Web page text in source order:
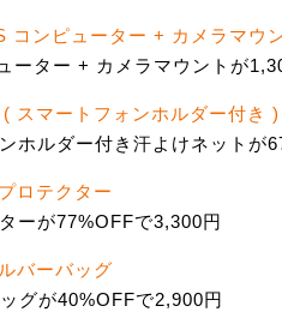
コンピューター + カメラマウ
ーター + カメラマウントが
スマートフォンホルダー付き )
ホルダー付き汗よけネットが
ロテクター
ーが77%OFFで3,300円
バーバッグ
グが40%OFFで2,900円